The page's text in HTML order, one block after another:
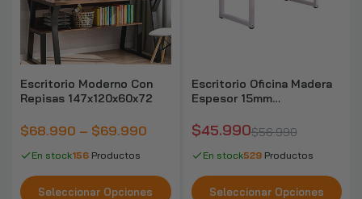
100 Pañales Tipo Sabanillas Mascotas
Perros 60x60
$10.590 $19.990
Maquina Para Boleta Electronica Incluye
Impresora Termica
$148.990 $260.990
Escritorio Moderno Con
Repisas 147x120x60x72
$68.990 – $69.990
En stock156 Productos
Seleccionar Opciones
Escritorio Oficina Madera
Espesor 15mm
$45.990$56.990
En stock529Productos
Seleccionar Opciones